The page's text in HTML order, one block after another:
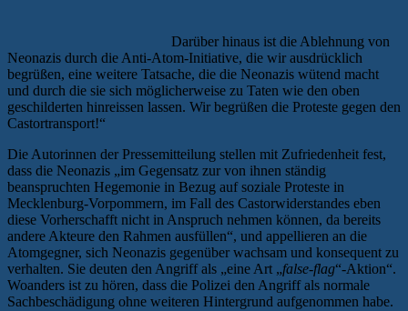
Darüber hinaus ist die Ablehnung von
Neonazis durch die Anti-Atom-Initiative, die wir ausdrücklich
begrüßen, eine weitere Tatsache, die die Neonazis wütend macht
und durch die sie sich möglicherweise zu Taten wie den oben
geschilderten hinreissen lassen. Wir begrüßen die Proteste gegen den
Castortransport!“
Die Autorinnen der Pressemitteilung stellen mit Zufriedenheit fest,
dass die Neonazis „im Gegensatz zur von ihnen ständig
beanspruchten Hegemonie in Bezug auf soziale Proteste in
Mecklenburg-Vorpommern, im Fall des Castorwiderstandes eben
diese Vorherschafft nicht in Anspruch nehmen können, da bereits
andere Akteure den Rahmen ausfüllen“, und appellieren an die
Atomgegner, sich Neonazis gegenüber wachsam und konsequent zu
verhalten. Sie deuten den Angriff als „eine Art „false-flag“-Aktion“.
Woanders ist zu hören, dass die Polizei den Angriff als normale
Sachbeschädigung ohne weiteren Hintergrund aufgenommen habe.